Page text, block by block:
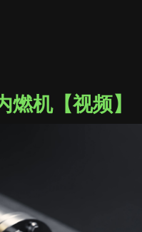
机【视频】